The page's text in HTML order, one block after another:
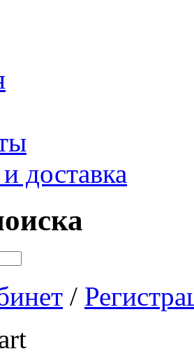
доставка
/